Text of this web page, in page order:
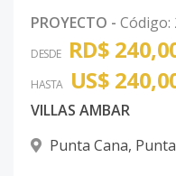
PROYECTO - Código:
DESDE RD$
HASTA US$
VILLAS AMBAR
Punta Cana,